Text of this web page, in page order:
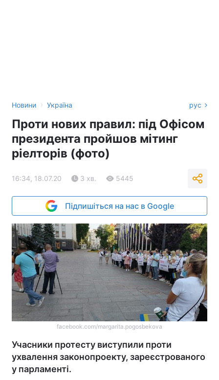
Новини › Україна рус
Проти нових правил: під Офісом
президента пройшов мітинг
ріелторів (фото)
16:34, 18.07.20 3 хв. 5445
Підпишіться на нас в Google
facebook.com/margarita.pogosbekova
Учасники протесту виступили проти
ухвалення законопроекту, зареєстрованого
у парламенті.